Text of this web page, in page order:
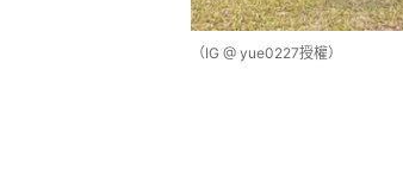
（IG @ yue0227授權）